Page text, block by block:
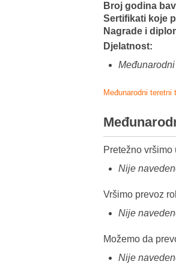
Broj godina
Sertifikati koje
Nagrade i
Djelatnost:
Međunarodni teretni
Pretežno
Nije
Vršimo prevoz
Nije
Možemo da
Nije